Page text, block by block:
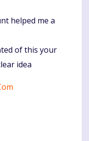
helped me a
of this your
idea